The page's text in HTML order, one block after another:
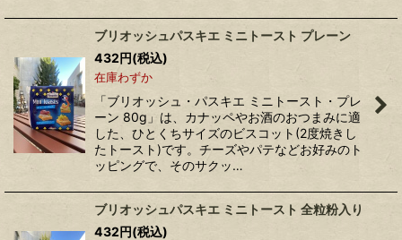
ブリオッシュパスキエ ミニトースト プレーン
432円(税込)
在庫わずか
「ブリオッシュ・パスキエ ミニトースト・プレ
ーン 80g」は、カナッペやお酒のおつまみに適
した、ひとくちサイズのビスコット(2度焼きし
たトースト)です。チーズやパテなどお好みのト
ッピングで、そのサクッ…
ブリオッシュパスキエ ミニトースト 全粒粉入り
432円(税込)